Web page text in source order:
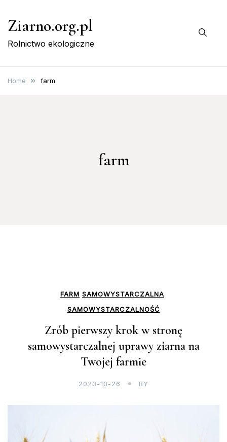
Ziarno.org.pl
Rolnictwo ekologiczne
Home farm
farm
FARM SAMOWYSTARCZALNA
SAMOWYSTARCZALNOŚĆ
Zrób pierwszy krok w stronę
samowystarczalnej uprawy ziarna na
Twojej farmie
2023-10-26 BY